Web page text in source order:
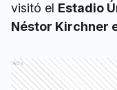
visitó el Estadio
Néstor Kirchner
Ads